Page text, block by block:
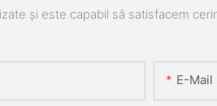
și este capabil să satisfacem
E-Mail